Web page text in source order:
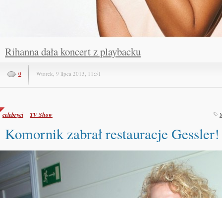
Rihanna dała koncert z playbacku
0 Wtorek, 9 lipca 2013, 11:51
celebryci TV Show
Komornik zabrał restauracje Gessler!